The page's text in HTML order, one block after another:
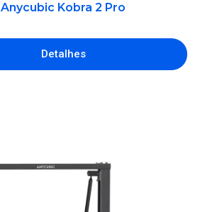
Anycubic Kobra 2 Pro
Detalhes